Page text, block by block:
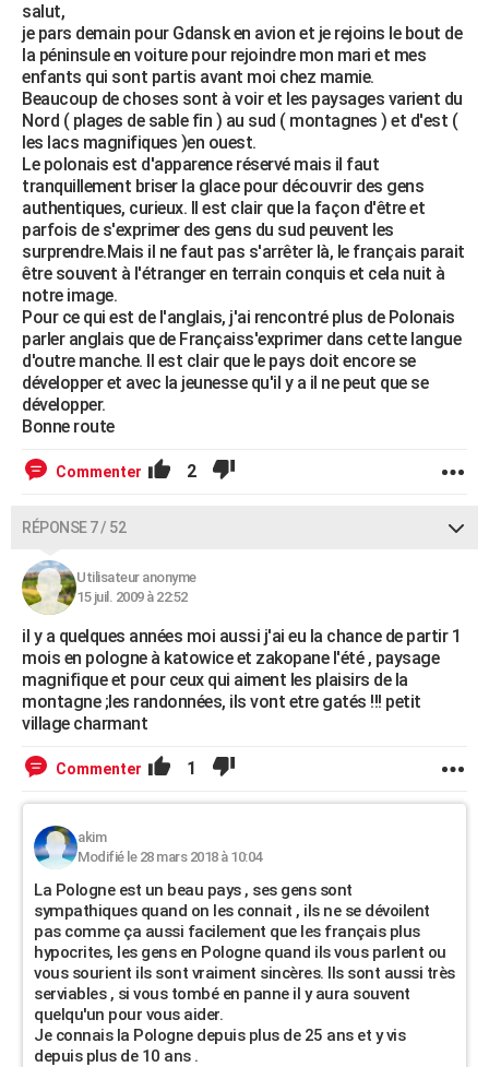
salut,
je pars demain pour Gdansk en avion et je rejoins le bout de
la péninsule en voiture pour rejoindre mon mari et mes
enfants qui sont partis avant moi chez mamie.
Beaucoup de choses sont à voir et les paysages varient du
Nord ( plages de sable fin ) au sud ( montagnes ) et d'est (
les lacs magnifiques )en ouest.
Le polonais est d'apparence réservé mais il faut
tranquillement briser la glace pour découvrir des gens
authentiques, curieux. Il est clair que la façon d'être et
parfois de s'exprimer des gens du sud peuvent les
surprendre.Mais il ne faut pas s'arrêter là, le français parait
être souvent à l'étranger en terrain conquis et cela nuit à
notre image.
Pour ce qui est de l'anglais, j'ai rencontré plus de Polonais
parler anglais que de Françaiss'exprimer dans cette langue
d'outre manche. Il est clair que le pays doit encore se
développer et avec la jeunesse qu'il y a il ne peut que se
développer.
Bonne route
Commenter 2
RÉPONSE 7 / 52
Utilisateur anonyme
15 juil. 2009 à 22:52
il y a quelques années moi aussi j'ai eu la chance de partir 1
mois en pologne à katowice et zakopane l'été , paysage
magnifique et pour ceux qui aiment les plaisirs de la
montagne ;les randonnées, ils vont etre gatés !!! petit
village charmant
Commenter 1
akim
Modifié le 28 mars 2018 à 10:04
La Pologne est un beau pays , ses gens sont
sympathiques quand on les connait , ils ne se dévoilent
pas comme ça aussi facilement que les français plus
hypocrites, les gens en Pologne quand ils vous parlent ou
vous sourient ils sont vraiment sincères. Ils sont aussi très
serviables , si vous tombé en panne il y aura souvent
quelqu'un pour vous aider.
Je connais la Pologne depuis plus de 25 ans et y vis
depuis plus de 10 ans .